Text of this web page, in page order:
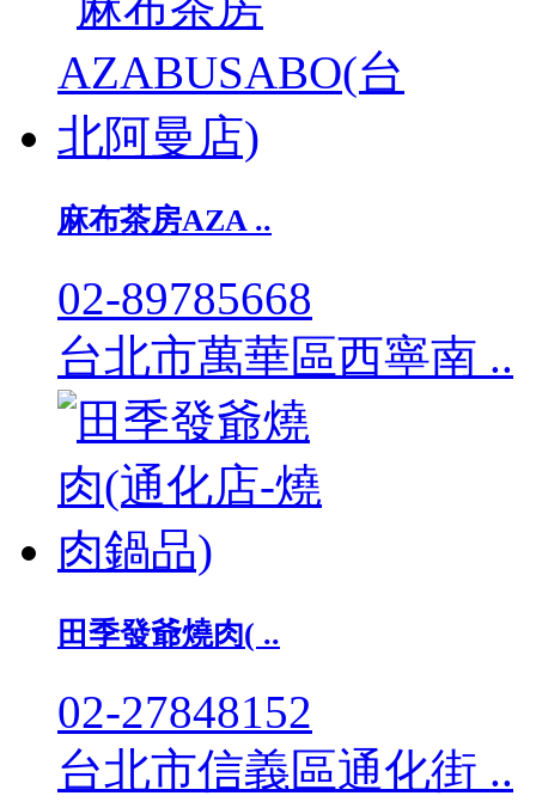
麻布茶房AZA ..
02-89785668
台北市萬華區西寧南 ..
田季發爺燒肉( ..
02-27848152
台北市信義區通化街 ..